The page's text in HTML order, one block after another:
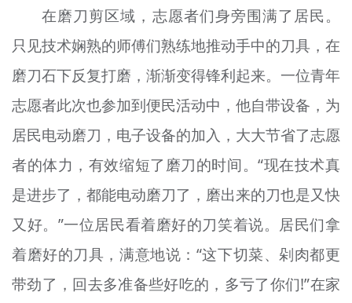
在磨刀剪区域，志愿者们身旁围满了居民。
只见技术娴熟的师傅们熟练地推动手中的刀具，在
磨刀石下反复打磨，渐渐变得锋利起来。一位青年
志愿者此次也参加到便民活动中，他自带设备，为
居民电动磨刀，电子设备的加入，大大节省了志愿
者的体力，有效缩短了磨刀的时间。“现在技术真
是进步了，都能电动磨刀了，磨出来的刀也是又快
又好。”一位居民看着磨好的刀笑着说。居民们拿
着磨好的刀具，满意地说：“这下切菜、剁肉都更
带劲了，回去多准备些好吃的，多亏了你们!”在家